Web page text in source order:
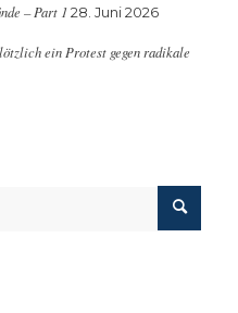
– Part 1 28. Juni 2026
ein Protest gegen radikale